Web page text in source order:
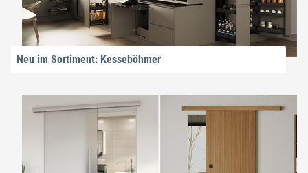
Neu im Sortiment: Kesseböhmer